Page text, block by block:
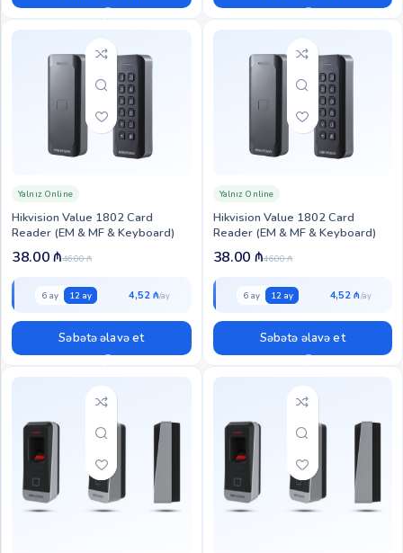
Hikvision Value 1802 Card
Reader (EM & MF & Keyboard)
Yalnız Online
46.00₼
38.00₼
6 ay 12 ay 4,52 ₼
Səbətə əlavə et
Hikvision Value 1802 Card
Reader (EM & MF & Keyboard)
Yalnız Online
46.00₼
38.00 ₼
6 ay 12 ay 4,52 ₼
Səbətə əlavə et